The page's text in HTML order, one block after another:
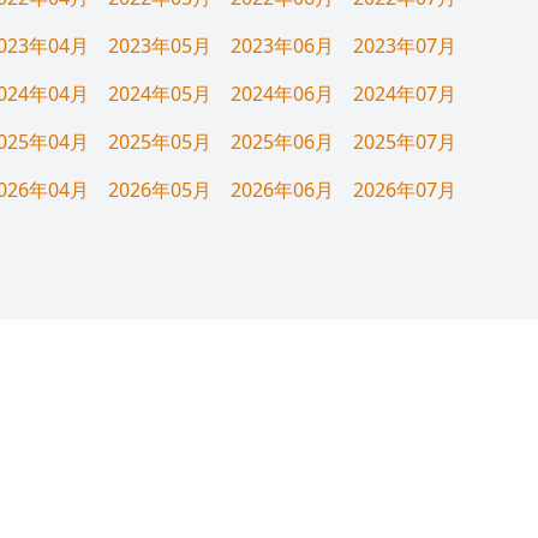
年04月 2023年05月 2023年06月
2023年07月
年04月 2024年05月 2024年06月
2024年07月
年04月 2025年05月 2025年06月
2025年07月
年04月 2026年05月 2026年06月
2026年07月